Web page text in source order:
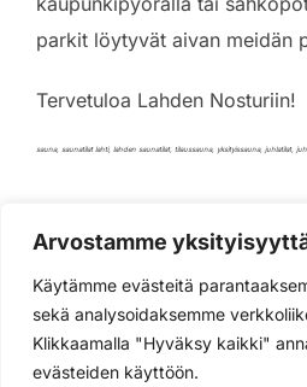
Arvostamme
Käytämme evästeitä
sekä analysoidaksemme
Klikkaamalla "Hyväksy kaikki"
evästeiden käyttöön.
parkit löytyvät aivan meidän
Tervetuloa Lahden Nosturiin!
sauna, saunatilat lahti, lahden saunatilat, tilaussauna, yksityissauna, juhlatilat,
Lataa
Copyright © Verkkosivujen